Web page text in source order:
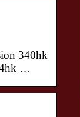
340hk
…